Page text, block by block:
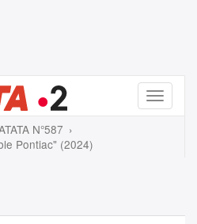
Menu
N°587
Pontiac" (2024)